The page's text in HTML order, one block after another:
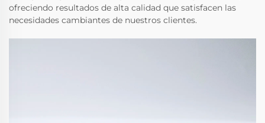
ofreciendo resultados de alta calidad que satisfacen las
necesidades cambiantes de nuestros clientes.